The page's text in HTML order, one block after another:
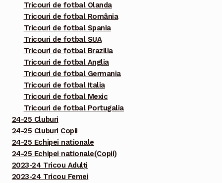
Tricouri de fotbal Olanda
Tricouri de fotbal România
Tricouri de fotbal Spania
Tricouri de fotbal SUA
Tricouri de fotbal Brazilia
Tricouri de fotbal Anglia
Tricouri de fotbal Germania
Tricouri de fotbal Italia
Tricouri de fotbal Mexic
Tricouri de fotbal Portugalia
24-25 Cluburi
24-25 Cluburi Copii
24-25 Echipei nationale
24-25 Echipei nationale(Copii)
2023-24 Tricou Adulți
2023-24 Tricou Femei